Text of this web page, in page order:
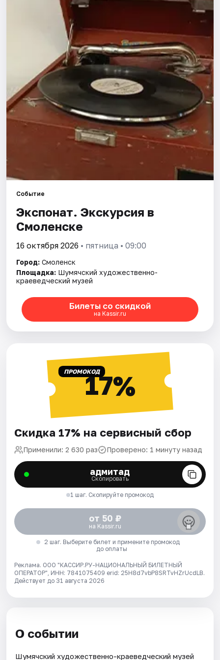
Рейтинги
Событие
Экспонат. Экскурсия в
Смоленске
16 октября 2026 • пятница • 09:00
Город: Смоленск
Площадка: Шумячский художественно-
краеведческий музей
Билеты со скидкой
на Kassir.ru
ПРОМОКОД17%
Скидка 17% на сервисный сбор
Применили: 2 630 раз Проверено: 1 минуту назад
адмитад
Скопировать
1 шаг. Скопируйте промокод
от 50 ₽
на Kassir.ru
2 шаг. Выберите билет и примените промокод
до оплаты
Реклама. ООО "КАССИР.РУ-НАЦИОНАЛЬНЫЙ БИЛЕТНЫЙ
ОПЕРАТОР", ИНН: 7841075409 erid: 25H8d7vbP8SRTvHZrUcdLB.
Действует до 31 августа 2026
О событии
Шумячский художественно-краеведческий музей